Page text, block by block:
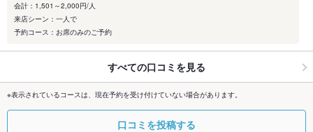
会計：1,501～2,000円/人
来店シーン：一人で
予約コース：お席のみのご予約
すべての口コミを見る
※表示されているコースは、現在予約を受け付けていない場合があります。
口コミを投稿する